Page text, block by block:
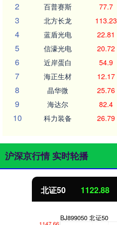
2 百普赛斯 77.7
3 北方长龙 113.23
4 蓝盾光电 22.81
5 信濠光电 20.72
6 近岸蛋白 54.9
7 海正生材 12.17
8 晶华微 25.76
9 海达尔 82.4
10 科力装备 26.79
沪深京行情 实时轮播
北证50 1122.88